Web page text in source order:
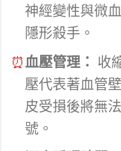
神經變性與微
隱形殺手。
⏰血壓管理： 收
壓代表著血管
皮受損後將無
號。